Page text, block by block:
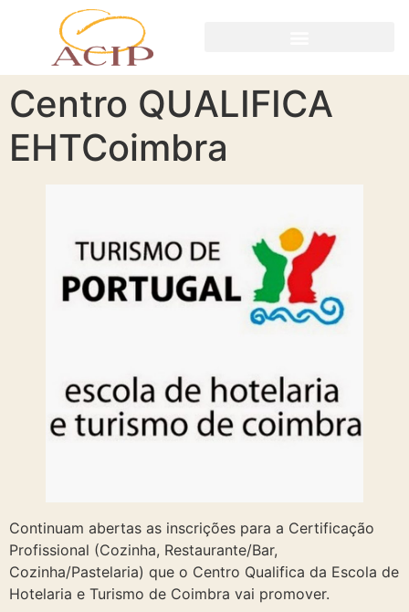
Centro QUALIFICA
EHTCoimbra
Continuam abertas as inscrições para a Certificação
Profissional (Cozinha, Restaurante/Bar,
Cozinha/Pastelaria) que o Centro Qualifica da Escola de
Hotelaria e Turismo de Coimbra vai promover.